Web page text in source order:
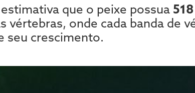
que o peixe possua518
vértebras, onde cada banda de
seu crescimento.